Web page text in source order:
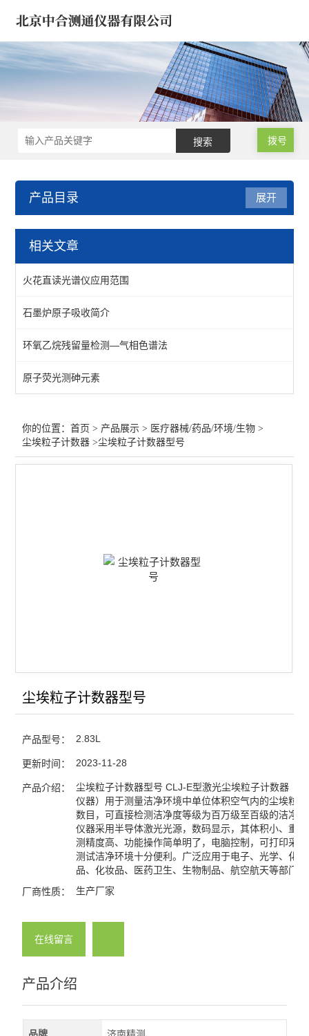
拨号
产品目录
医疗器械/药品/环境/生物
医疗器械水分测定仪
查看全部 >>
展开
相关文章
火花直读光谱仪应用范围
石墨炉原子吸收简介
环氧乙烷残留量检测—气相色谱法
原子荧光测砷元素
你的位置：首页 > 产品展示 > 医疗器械/药品/环境/生物 >
尘埃粒子计数器 >尘埃粒子计数器型号
尘埃粒子计数器型号
产品型号： 2.83L
更新时间： 2023-11-28
产品介绍：
尘埃粒子计数器型号 CLJ-E型激光尘埃粒子计数器（
仪器）用于测量洁净环境中单位体积空气内的尘埃粒
数目，可直接检测洁净度等级为百万级至百级的洁净
仪器采用半导体激光光源，数码显示，其体积小、重
测精度高、功能操作简单明了，电脑控制，可打印采
测试洁净环境十分便利。广泛应用于电子、光学、化
品、化妆品、医药卫生、生物制品、航空航天等部门。
厂商性质： 生产厂家
在线留言
产品介绍